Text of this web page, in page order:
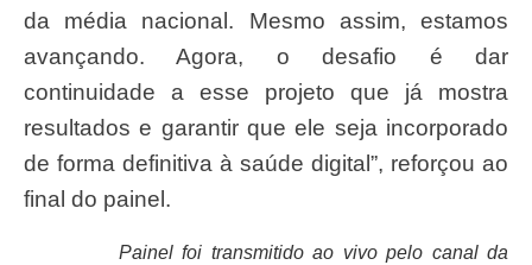
da média nacional. Mesmo assim, estamos
avançando. Agora, o desafio é dar
continuidade a esse projeto que já mostra
resultados e garantir que ele seja incorporado
de forma definitiva à saúde digital”, reforçou ao
final do painel.
Painel foi transmitido ao vivo pelo canal da